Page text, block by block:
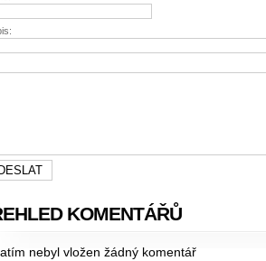
KOMENTÁŘŮ
nebyl vložen žádný komentář